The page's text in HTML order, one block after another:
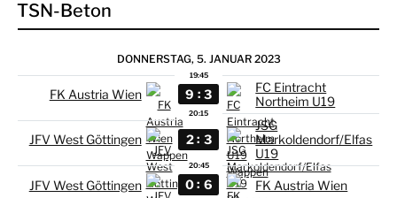
TSN-Beton
DONNERSTAG, 5. JANUAR 2023
19:45
FK Austria Wien 9 : 3
FC Eintracht
Northeim U19
20:15
JFV West Göttingen 2 : 3
JSG
Markoldendorf/Elfas
U19
20:45
JFV West Göttingen 0 : 6 FK Austria Wien